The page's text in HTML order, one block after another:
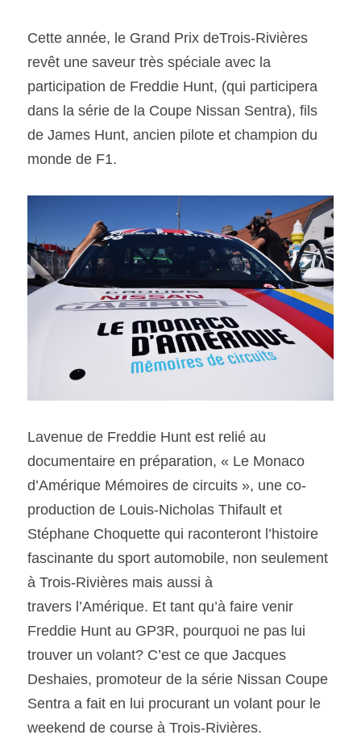
SOUMISSION RAPIDE
ASSURANCE
Cette année, le Grand Prix deTrois-Rivières
revêt une saveur très spéciale avec la
participation de Freddie Hunt, (qui participera
dans la série de la Coupe Nissan Sentra), fils
de James Hunt, ancien pilote et champion du
monde de F1.
Lavenue de Freddie Hunt est relié au
documentaire en préparation, « Le Monaco
d’Amérique Mémoires de circuits », une co-
production de Louis-Nicholas Thifault et
Stéphane Choquette qui raconteront l’histoire
fascinante du sport automobile, non seulement
à Trois-Rivières mais aussi à
travers l’Amérique. Et tant qu’à faire venir
Freddie Hunt au GP3R, pourquoi ne pas lui
trouver un volant? C’est ce que Jacques
Deshaies, promoteur de la série Nissan Coupe
Sentra a fait en lui procurant un volant pour le
weekend de course à Trois-Rivières.